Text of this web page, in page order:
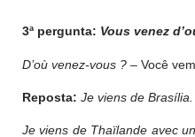
3ª pergunta: Vous venez
D’où venez-vous ? – Você
Reposta: Je viens de Brasília.
Je viens de Thaïlande avec